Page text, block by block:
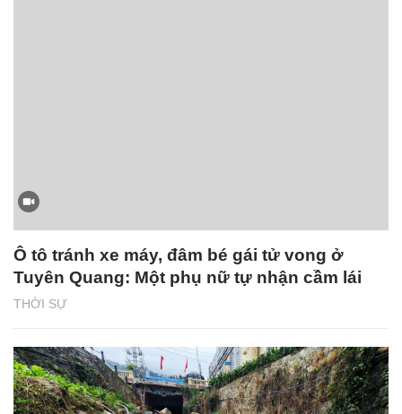
THỜI SỰ
Ô tô tránh xe máy, đâm bé gái tử vong ở
Tuyên Quang: Một phụ nữ tự nhận cầm lái